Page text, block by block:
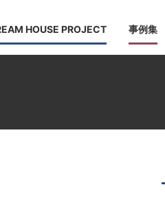
HOUSE PROJECT 事例集